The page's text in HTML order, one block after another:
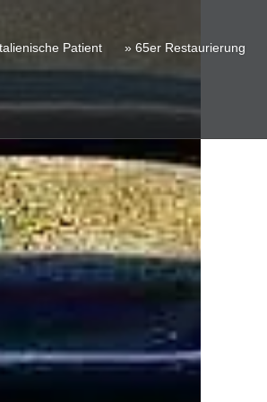
Patient » 65er Restaurierung